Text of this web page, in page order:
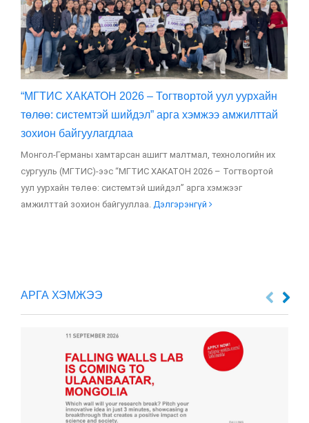
“МГТИС ХАКАТОН 2026 – Тогтвортой уул уурхайн
төлөө: системтэй шийдэл” арга хэмжээ амжилттай
зохион байгуулагдлаа
Монгол-Германы хамтарсан ашигт малтмал, технологийн их
сургууль (МГТИС)-ээс “МГТИС ХАКАТОН 2026 – Тогтвортой
уул уурхайн төлөө: системтэй шийдэл” арга хэмжээг
амжилттай зохион байгууллаа. Дэлгэрэнгүй
АРГА ХЭМЖЭЭ